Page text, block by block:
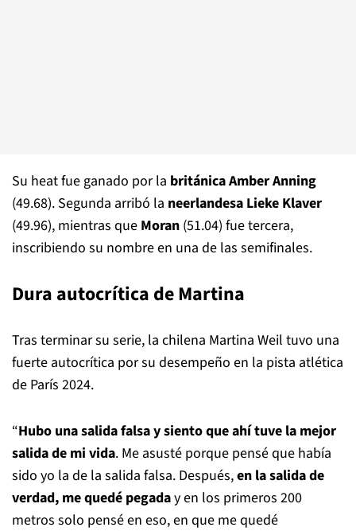
Su heat fue ganado por la británica Amber Anning
(49.68). Segunda arribó la neerlandesa Lieke Klaver
(49.96), mientras que Moran (51.04) fue tercera,
inscribiendo su nombre en una de las semifinales.
Dura autocrítica de Martina
Tras terminar su serie, la chilena Martina Weil tuvo una
fuerte autocrítica por su desempeño en la pista atlética
de París 2024.
“Hubo una salida falsa y siento que ahí tuve la mejor
salida de mi vida. Me asusté porque pensé que había
sido yo la de la salida falsa. Después,en la salida de
verdad, me quedé pegaday en los primeros 200
metros solo pensé en eso, en que me quedé